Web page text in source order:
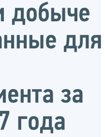
добыче
для
за
года